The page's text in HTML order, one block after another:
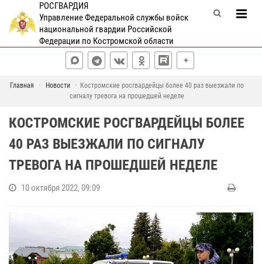
РОСГВАРДИЯ
Управление Федеральной службы войск
национальной гвардии Российской
Федерации по Костромской области
Главная Новости
Костромские росгвардейцы более 40 раз выезжали по
сигналу тревога на прошедшей неделе
КОСТРОМСКИЕ РОСГВАРДЕЙЦЫ БОЛЕЕ
40 РАЗ ВЫЕЗЖАЛИ ПО СИГНАЛУ
ТРЕВОГА НА ПРОШЕДШЕЙ НЕДЕЛЕ
10 октября 2022, 09:09